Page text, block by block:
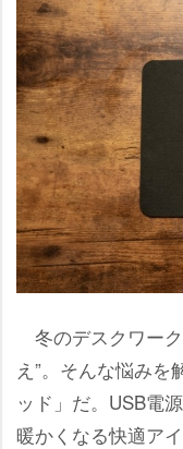
冬のデスクワー
え”。そんな悩み
ッド」だ。USB電
暖かくなる快適ア